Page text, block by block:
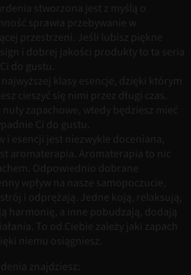
stworzona jest z myślą o
sprawia przebywanie w
przestrzeni. Jeśli lubisz piękne
i dobrej jakości produkty to ta seria
do gustu.
klasy esencje, dzięki którym
cieszyć się nimi przez długi czas.
zapachowe, wtedy będziesz mieć
Ci do gustu.
i esencji jest niezwykle doceniana,
aromaterapia. Aromaterapia to nic
Odpowiednio dobrane
wpływ na nasze samopoczucie,
i odprężają. Jedne koją, relaksują,
harmonię, a inne pobudzają, dodają
To od Ciebie zależy jaki zapach
niemu osiągniesz.
znajdziesz: